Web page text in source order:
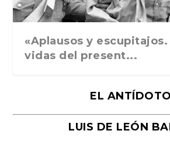
«Aplausos y escupitajos.
vidas del present...
EL ANTÍDOTO
LUIS DE LEÓN